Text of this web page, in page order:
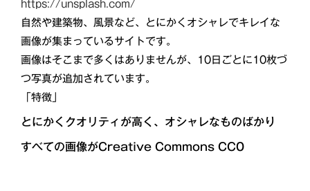
自然や建築物、風景など、とにかくオシャレでキレイな
画像が集まっているサイトです。
画像はそこまで多くはありませんが、10日ごとに10枚づ
つ写真が追加されています。
「特徴」
とにかくクオリティが高く、オシャレなものばかり
すべての画像がCreative Commons CC0